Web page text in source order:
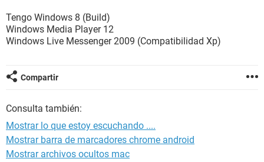
Tengo Windows 8 (Build)
Windows Media Player 12
Windows Live Messenger 2009 (Compatibilidad Xp)
Compartir
Consulta también:
Mostrar lo que estoy escuchando ....
Mostrar barra de marcadores chrome android
Mostrar archivos ocultos mac